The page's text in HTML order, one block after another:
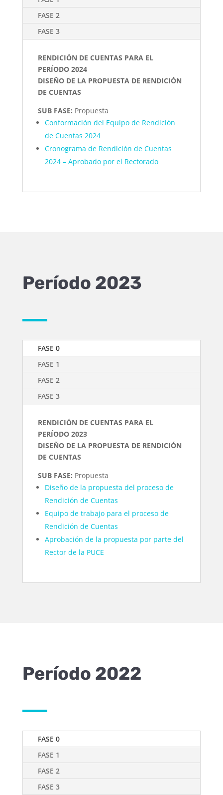
FASE 2
FASE 3
RENDICIÓN DE CUENTAS PARA EL
PERÍODO 2024
DISEÑO DE LA PROPUESTA DE RENDICIÓN
DE CUENTAS
SUB FASE: Propuesta
Conformación del Equipo de Rendición
de Cuentas 2024
Cronograma de Rendición de Cuentas
2024 – Aprobado por el Rectorado
Período 2023
FASE 0
FASE 1
FASE 2
FASE 3
RENDICIÓN DE CUENTAS PARA EL
PERÍODO 2023
DISEÑO DE LA PROPUESTA DE RENDICIÓN
DE CUENTAS
SUB FASE: Propuesta
Diseño de la propuesta del proceso de
Rendición de Cuentas
Equipo de trabajo para el proceso de
Rendición de Cuentas
Aprobación de la propuesta por parte del
Rector de la PUCE
Período 2022
FASE 0
FASE 1
FASE 2
FASE 3